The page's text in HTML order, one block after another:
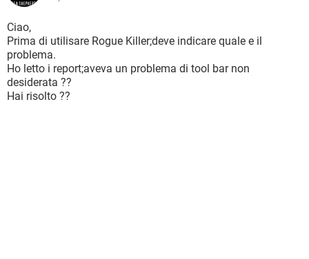
[Suspicious.Path] Selection Tools.exe(5440) --
C:\Users\casa\AppData\Roaming\WTools\Selection
Tools\Selection Tools.exe[7] -> Eliminato [TermProc]
¤¤¤ Registro : 40 ¤¤¤
[PUP] (X64) HKEY_CLASSES_ROOT\CLSID\{3CA2F312-
6F6E-4B53-A66E-4E65E497C8C0} (C:\Program Files
(x86)\AVG\AVG2012\avgssiea.dll) -> Trovato
Ciao,
Prima di utilisare Rogue Killer;deve indicare quale e il
problema.
Ho letto i report;aveva un problema di tool bar non
desiderata ??
Hai risolto ??